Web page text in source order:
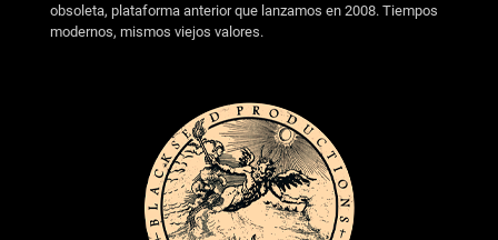
obsoleta, plataforma anterior que lanzamos en 2008. Tiempos
modernos, mismos viejos valores.